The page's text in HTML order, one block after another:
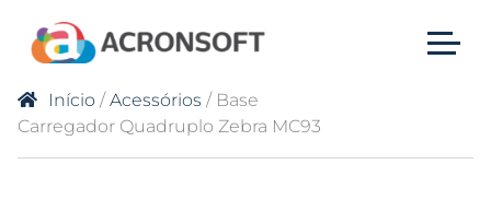
Início /Acessórios / Base
Carregador Quadruplo Zebra MC93